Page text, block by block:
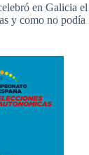
en Galicia el
y como no podía